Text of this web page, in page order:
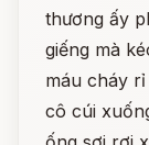
thương ấy
giếng mà
máu cháy
cô cúi